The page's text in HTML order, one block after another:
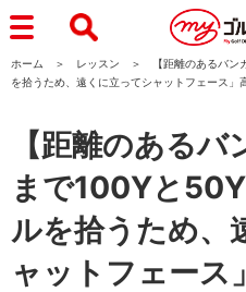
ホーム レッスン
【距離のあるバ
を拾うため、遠くに立ってシャットフェース」
【距離のある
まで100Yと
ルを拾うため、
ャットフェース